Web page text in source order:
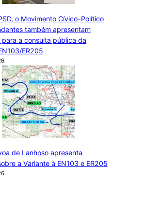
o Movimento Cívico-Político
também apresentam
a consulta pública da
ER205
de Lanhoso apresenta
a Variante à EN103 e ER205